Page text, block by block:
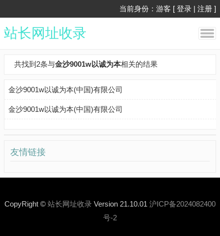
当前身份：游客 [ 登录 | 注册 ]
站长网址收录
共找到2条与金沙9001w以诚为本相关的结果
金沙9001w以诚为本(中国)有限公司
金沙9001w以诚为本(中国)有限公司
友情链接
CopyRight © 站长网址收录 Version 21.10.01 沪ICP备2024082400
号-2